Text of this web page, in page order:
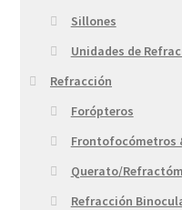
Sillones
Unidades de
Refracción
Forópteros
Frontofocómetros
Querato/
Refracción